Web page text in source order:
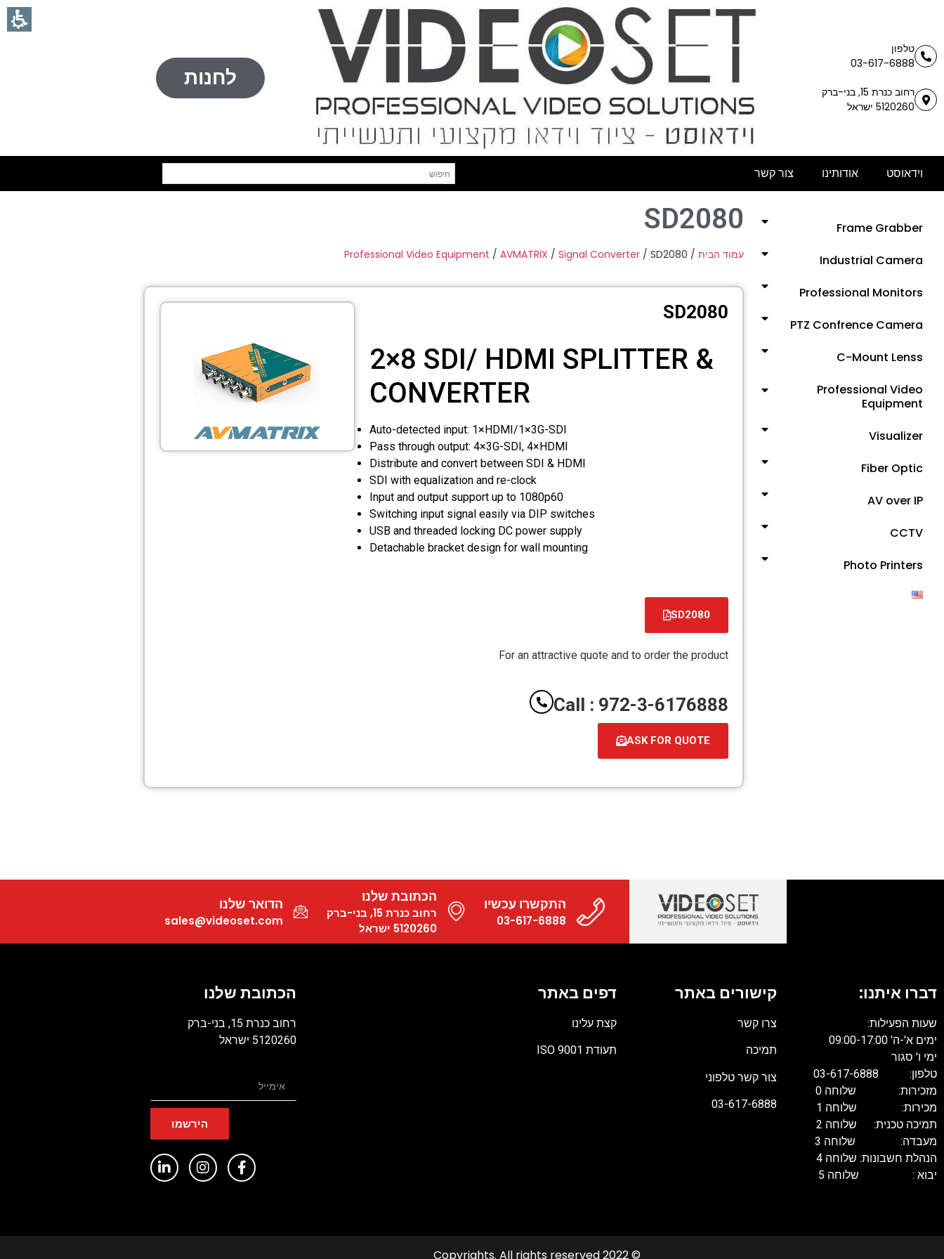
טלפון
03-617-6888
רחוב כנרת 15, בני-ברק
5120260 ישראל
לחנות
וידאוסט אודותינו צור קשר
Frame Grabber
Industrial Camera
Professional Monitors
PTZ Confrence Camera
C-Mount Lenss
Professional Video
Equipment
Visualizer
Fiber Optic
AV over IP
CCTV
Photo Printers
SD2080
עמוד הבית /
Professional Video Equipment / AVMATRIX / Signal Converter / SD2080
SD2080
2×8 SDI/ HDMI SPLITTER &
CONVERTER
Auto-detected input: 1×HDMI/1×3G-SDI
Pass through output: 4×3G-SDI, 4×HDMI
Distribute and convert between SDI & HDMI
SDI with equalization and re-clock
Input and output support up to 1080p60
Switching input signal easily via DIP switches
USB and threaded locking DC power supply
Detachable bracket design for wall mounting
SD2080
קובץ
PDF
For an attractive quote and to order the product
Call : 972-3-6176888
ASK FOR QUOTE
התקשרו עכשיו
03-617-6888
הכתובת שלנו
רחוב כנרת 15, בני-ברק
5120260 ישראל
הדואר שלנו
sales@videoset.com
דברו איתנו:
שעות הפעילות:
ימים א'-ה' 09:00-17:00
ימי ו' סגור
טלפון: 03-617-6888
מזכירות: שלוחה 0
מכירות: שלוחה 1
תמיכה טכנית: שלוחה 2
מעבדה: שלוחה 3
הנהלת חשבונות: שלוחה 4
יבוא : שלוחה 5
קישורים באתר
צרו קשר
תמיכה
צור קשר טלפוני
03-617-6888
דפים באתר
קצת עלינו
תעודת ISO 9001
הכתובת שלנו
רחוב כנרת 15, בני-ברק
5120260 ישראל
הירשמו
© 2022 Copyrights. All rights reserved